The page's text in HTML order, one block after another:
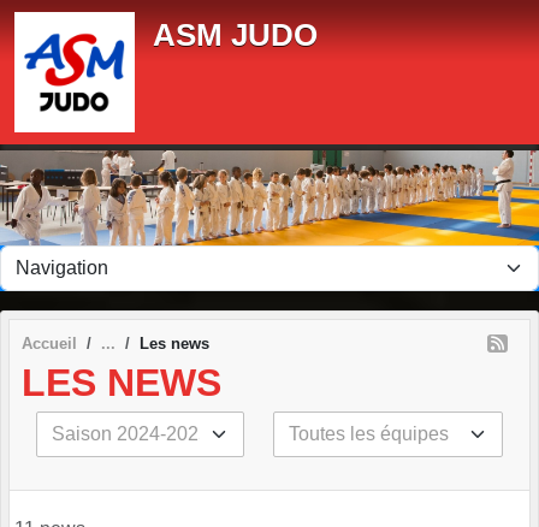
ASM JUDO
Accueil Les news
LES NEWS
Panneau de gestion des cookies